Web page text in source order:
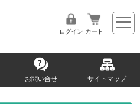
ログイン カート
お問い合せ サイトマップ